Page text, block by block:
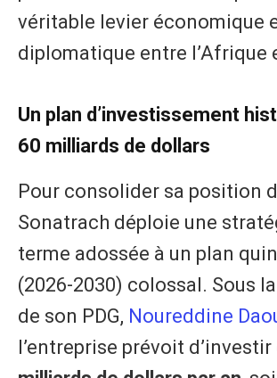
véritable levier économique
diplomatique entre l’Afrique
Un plan d’investissement
60 milliards de dollars
Pour consolider sa position
Sonatrach déploie une
terme adossée à un plan
(2026-2030) colossal. Sous
de son PDG, Noureddine
l’entreprise prévoit